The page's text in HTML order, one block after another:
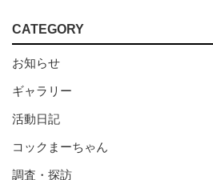
CATEGORY
お知らせ
ギャラリー
活動日記
コックまーちゃん
調査・探訪